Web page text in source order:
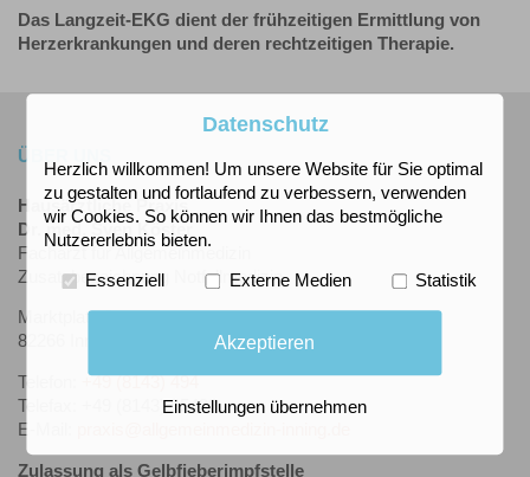
Das Langzeit-EKG dient der frühzeitigen Ermittlung von
Herzerkrankungen und deren rechtzeitigen Therapie.
ÜBER UNS
Hausärztliche Praxis
Dr. med. Sven Köster
Facharzt für Allgemeinmedizin
Zusatzbezeichnung Notfallmedizin
Marktplatz 9
82266 Inning
Telefon:
+49 (8143) 494
Telefax: +49 (8143) 95492
E-Mail:
Zulassung als Gelbfieberimpfstelle
Datenschutz
Herzlich willkommen! Um unsere Website für Sie optimal
zu gestalten und fortlaufend zu verbessern, verwenden
wir Cookies. So können wir Ihnen das bestmögliche
Nutzererlebnis bieten.
Essenziell Externe Medien Statistik
Akzeptieren
Einstellungen übernehmen